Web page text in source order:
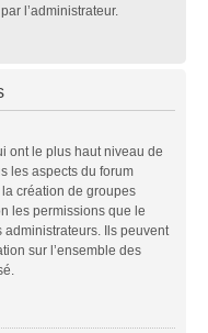
l’administrateur.
ont le plus haut niveau de
les aspects du forum
création de groupes
les permissions que le
Ils peuvent
sur l’ensemble des